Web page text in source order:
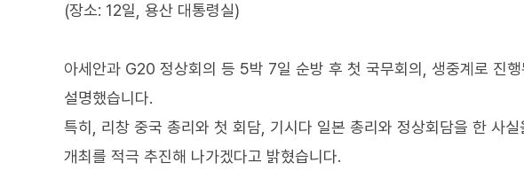
(장소: 12일, 용산 대통령실)
아세안과 G20 정상회의 등 5박 7일 순방 후 첫 국무회의, 생중계로 진
설명했습니다.
특히, 리창 중국 총리와 첫 회담, 기시다 일본 총리와 정상회담을 한 사
개최를 적극 추진해 나가겠다고 밝혔습니다.